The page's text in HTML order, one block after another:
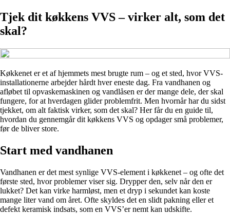
Tjek dit køkkens VVS – virker alt, som det
skal?
Køkkenet er et af hjemmets mest brugte rum – og et sted, hvor VVS-
installationerne arbejder hårdt hver eneste dag. Fra vandhanen og
afløbet til opvaskemaskinen og vandlåsen er der mange dele, der skal
fungere, for at hverdagen glider problemfrit. Men hvornår har du sidst
tjekket, om alt faktisk virker, som det skal? Her får du en guide til,
hvordan du gennemgår dit køkkens VVS og opdager små problemer,
før de bliver store.
Start med vandhanen
Vandhanen er det mest synlige VVS-element i køkkenet – og ofte det
første sted, hvor problemer viser sig. Drypper den, selv når den er
lukket? Det kan virke harmløst, men et dryp i sekundet kan koste
mange liter vand om året. Ofte skyldes det en slidt pakning eller et
defekt keramisk indsats, som en VVS’er nemt kan udskifte.